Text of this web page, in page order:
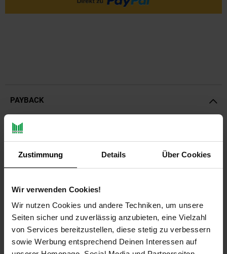
Zustimmung Details Über Cookies
Wir verwenden Cookies!
Wir nutzen Cookies und andere Techniken, um unsere
Seiten sicher und zuverlässig anzubieten, eine Vielzahl
von Services bereitzustellen, diese stetig zu verbessern
sowie Werbung entsprechend Deinen Interessen auf
PAYBACK
Payback Punkte
Extra°Punkte:
0
Perfekter Schutz & optischer Hingucker für Ihren
Gartenteiches mit der Aquagart Böschungsmatte
Ein Teich im eigenen Garten ist wohl für jeden Hausbesitzer